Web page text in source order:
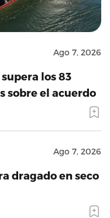
Ago 7, 2026
los 83
sobre el acuerdo
Ago 7, 2026
dragado en seco